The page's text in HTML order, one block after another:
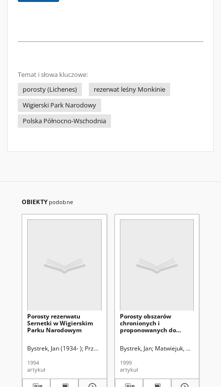
Temat i słowa kluczowe:
porosty (Lichenes)
rezerwat leśny Monkinie
Wigierski Park Narodowy
Polska Północno-Wschodnia
OBIEKTY podobne
Porosty rezerwatu
Sernetki w Wigierskim
Parku Narodowym
Bystrek, Jan (1934- ) Przepiórkowska, Agnieszka Lorkiewicz, Zbigniew
1994
artykuł
Porosty obszarów
chronionych i
proponowanych do
Bystrek, Jan Matwiejuk, Anna
1999
artykuł